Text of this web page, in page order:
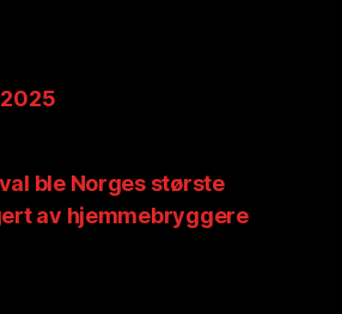
ble Norges største
av hjemmebryggere